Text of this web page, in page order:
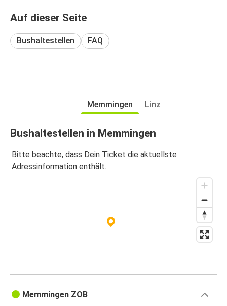
Auf dieser Seite
Bushaltestellen FAQ
Memmingen Linz
Bushaltestellen in Memmingen
Bitte beachte, dass Dein Ticket die aktuellste
Adressinformation enthält.
Memmingen ZOB